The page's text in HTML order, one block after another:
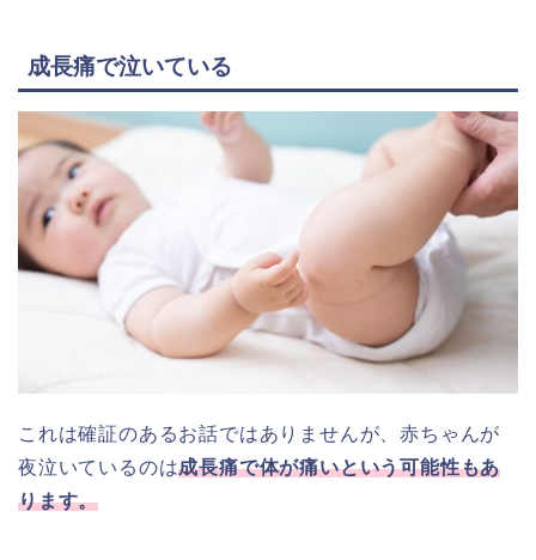
成長痛で泣いている
これは確証のあるお話ではありませんが、赤ちゃんが
夜泣いているのは成長痛で体が痛いという可能性もあ
ります。